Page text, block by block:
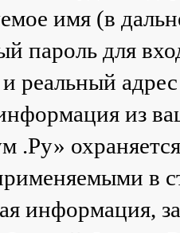
имя (в
пароль для
реальный
из
.Ру»
в
информация,